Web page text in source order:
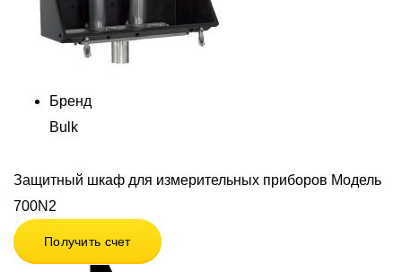
Бренд
Bulk
Защитный шкаф для измерительных приборов Модель
700N2
Получить счет